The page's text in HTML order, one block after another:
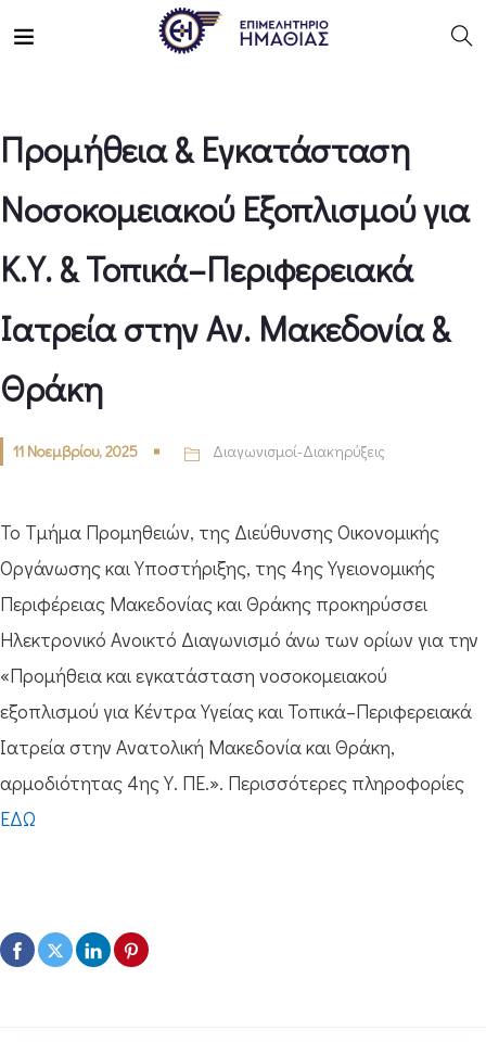
Προμήθεια & Εγκατάσταση
Νοσοκομειακού Εξοπλισμού για
Κ.Υ. & Τοπικά–Περιφερειακά
Ιατρεία στην Αν. Μακεδονία &
Θράκη
11 Νοεμβρίου, 2025 Διαγωνισμοί-Διακηρύξεις
Το Τμήμα Προμηθειών, της Διεύθυνσης Οικονομικής
Οργάνωσης και Υποστήριξης, της 4ης Υγειονομικής
Περιφέρειας Μακεδονίας και Θράκης προκηρύσσει
Ηλεκτρονικό Ανοικτό Διαγωνισμό άνω των ορίων για την
«Προμήθεια και εγκατάσταση νοσοκομειακού
εξοπλισμού για Κέντρα Υγείας και Τοπικά–Περιφερειακά
Ιατρεία στην Ανατολική Μακεδονία και Θράκη,
αρμοδιότητας 4ης Υ. ΠΕ.». Περισσότερες πληροφορίες
ΕΔΩ